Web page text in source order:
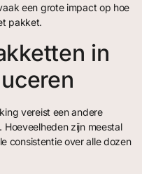
een grote impact op hoe
pakket.
in
vereist een andere
zijn meestal
consistentie over alle dozen